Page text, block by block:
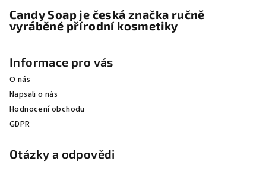
Candy Soap je česká značka ručně
vyráběné přírodní kosmetiky
Informace pro vás
O nás
Napsali o nás
Hodnocení obchodu
GDPR
Otázky a odpovědi